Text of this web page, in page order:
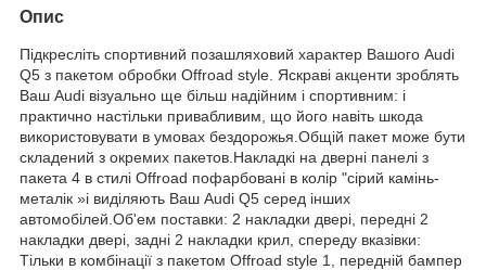
Опис
Підкресліть спортивний позашляховий характер Вашого Audi
Q5 з пакетом обробки Оffroad style. Яскраві акценти зроблять
Ваш Audi візуально ще більш надійним і спортивним: і
практично настільки привабливим, що його навіть шкода
використовувати в умовах бездорожья.Общій пакет може бути
складений з окремих пакетов.Накладкі на дверні панелі з
пакета 4 в стилі Offroad пофарбовані в колір "сірий камінь-
металік »і виділяють Ваш Audi Q5 серед інших
автомобілей.Об'ем поставки: 2 накладки двері, передні 2
накладки двері, задні 2 накладки крил, спереду вказівки:
Тільки в комбінації з пакетом Offroad style 1, передній бампер